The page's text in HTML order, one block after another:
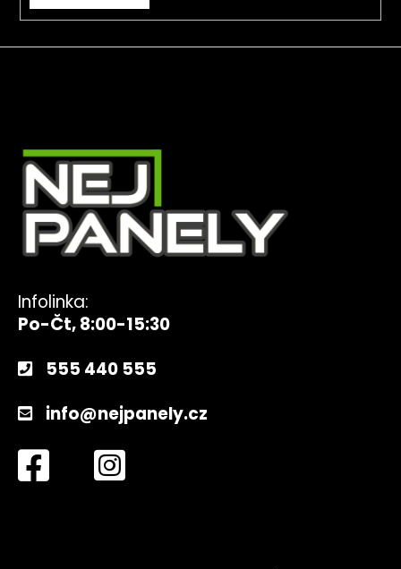
Infolinka:
Po-Čt, 8:00-15:30
555 440 555
info@nejpanely.cz